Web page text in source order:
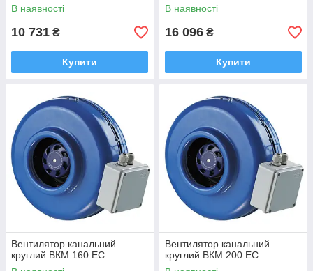
В наявності
10 731 ₴
Купити
В наявності
16 096 ₴
Купити
Вентилятор канальний
круглий ВКМ 160 EC
Вентилятор канальний
круглий ВКМ 200 EC